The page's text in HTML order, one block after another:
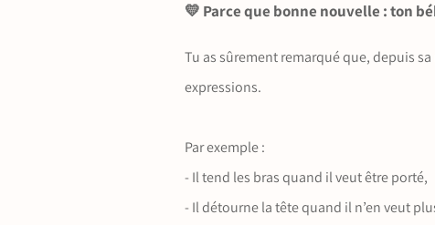
💛 Parce que bonne nouvelle : ton
Tu as sûrement remarqué que, depuis
expressions.
Par exemple :
- Il tend les bras quand il veut être porté,
- Il détourne la tête quand il n’en veut